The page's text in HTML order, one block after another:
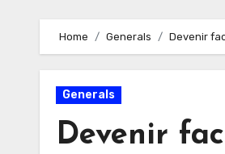
Home Generals Devenir
Generals
Devenir